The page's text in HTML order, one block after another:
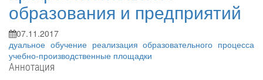
образования и предприятий
07.11.2017
дуальное обучение реализация образовательного процесса
учебно-производственные площадки
Аннотация